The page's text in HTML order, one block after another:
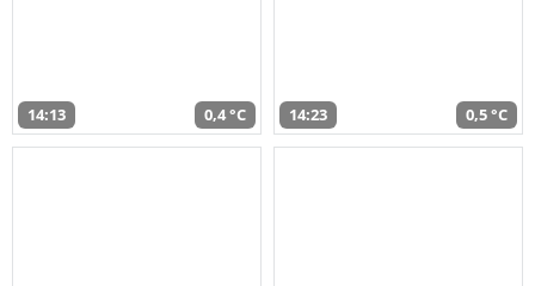
14:13 0,4 °C 14:23 0,5 °C